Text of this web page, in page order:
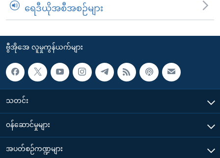
ရေဒီယိုအစီအစဉ်များ
ဗွီအိုအေ လူမှုကွန်ယက်များ
သတင်း
၀န်ဆောင်မှုများ
အပတ်စဉ်ကဏ္ဍများ